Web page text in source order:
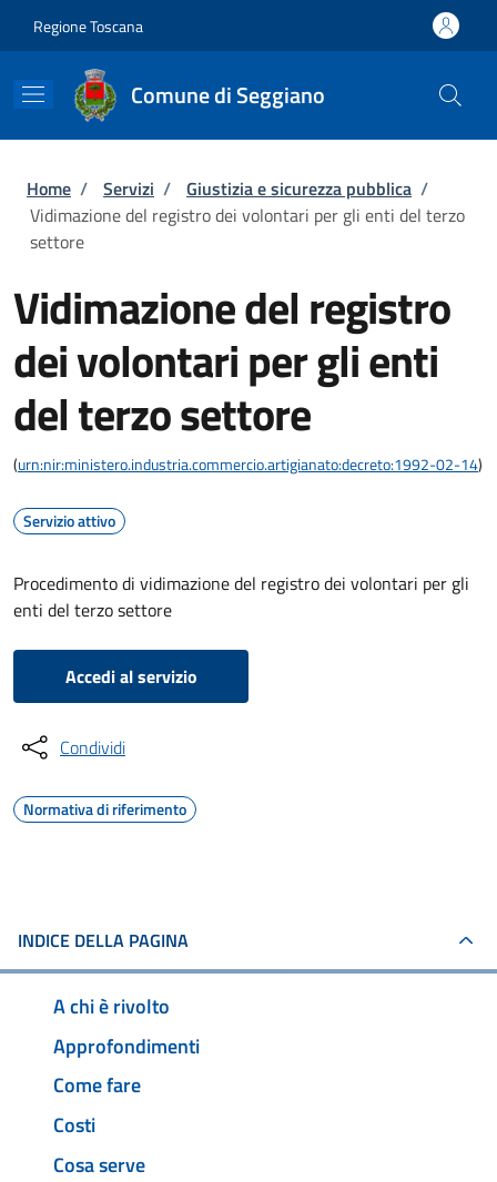
Regione Toscana
Comune di Seggiano
Briciole di pane
Home / Servizi / Giustizia e sicurezza pubblica /
Vidimazione del registro dei volontari per gli enti del terzo
settore
Vidimazione del registro
dei volontari per gli enti
del terzo settore
(urn:nir:ministero.industria.commercio.artigianato:decreto:1992-02-14)
Servizio attivo
Procedimento di vidimazione del registro dei volontari per gli
enti del terzo settore
Accedi al servizio
Condividi
Normativa di riferimento
INDICE DELLA PAGINA
A chi è rivolto
Approfondimenti
Come fare
Costi
Cosa serve